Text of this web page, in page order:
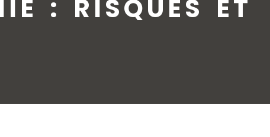
: RISQUES ET